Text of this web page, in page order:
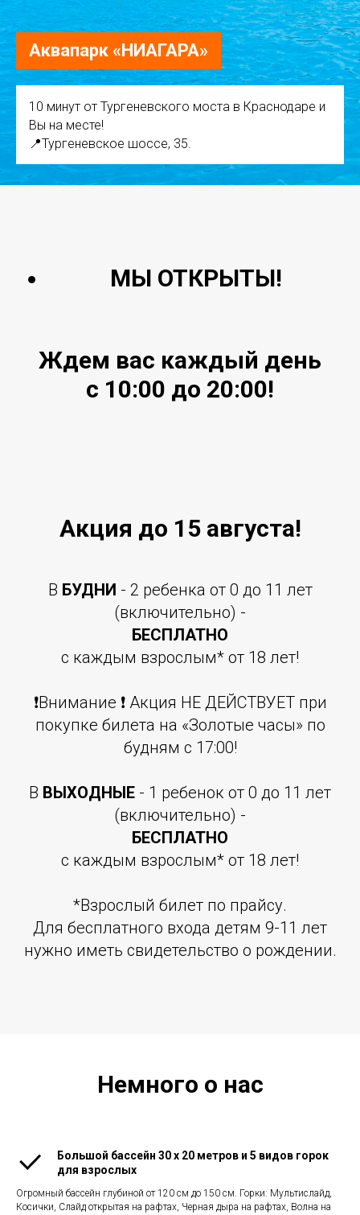
Аквапарк «НИАГАРА»
10 минут от Тургеневского моста в Краснодаре и
Вы на месте!
📍Тургеневское шоссе, 35.
МЫ ОТКРЫТЫ!
Ждем вас каждый день
с 10:00 до 20:00!
Акция до 15 августа!
В БУДНИ - 2 ребенка от 0 до 11 лет
(включительно) -
БЕСПЛАТНО
с каждым взрослым* от 18 лет!
❗️Внимание ❗️ Акция НЕ ДЕЙСТВУЕТ при
покупке билета на «Золотые часы» по
будням с 17:00!
В ВЫХОДНЫЕ - 1 ребенок от 0 до 11 лет
(включительно) -
БЕСПЛАТНО
с каждым взрослым* от 18 лет!
*Взрослый билет по прайсу.
Для бесплатного входа детям 9-11 лет
нужно иметь свидетельство о рождении.
Немного о нас
Большой бассейн 30 х 20 метров и 5 видов горок
для взрослых
Огромный бассейн глубиной от 120 см до 150 см. Горки: Мультислайд,
Косички, Слайд открытая на рафтах, Черная дыра на рафтах, Волна на